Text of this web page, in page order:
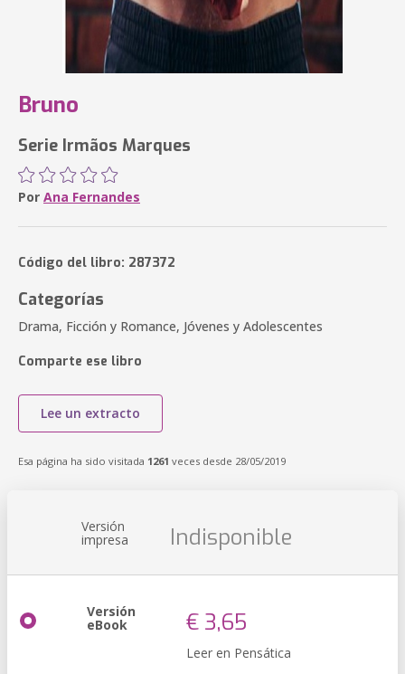
Bruno
Serie Irmãos Marques
Por Ana Fernandes
Código del libro: 287372
Categorías
Drama, Ficción y Romance, Jóvenes y Adolescentes
Comparte ese libro
Lee un extracto
Esa página ha sido visitada 1261 veces desde 28/05/2019
Versión
impresa Indisponible
Versión
eBook € 3,65
Leer en Pensática